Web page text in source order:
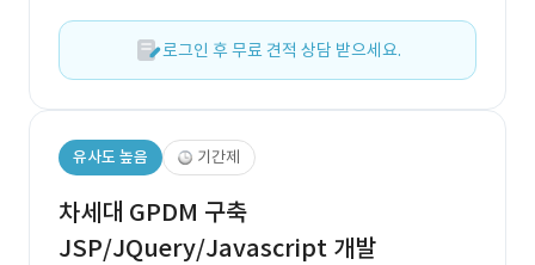
로그인 후 무료 견적 상담 받으세요.
유사도 높음 기간제
차세대 GPDM 구축
JSP/JQuery/Javascript 개발